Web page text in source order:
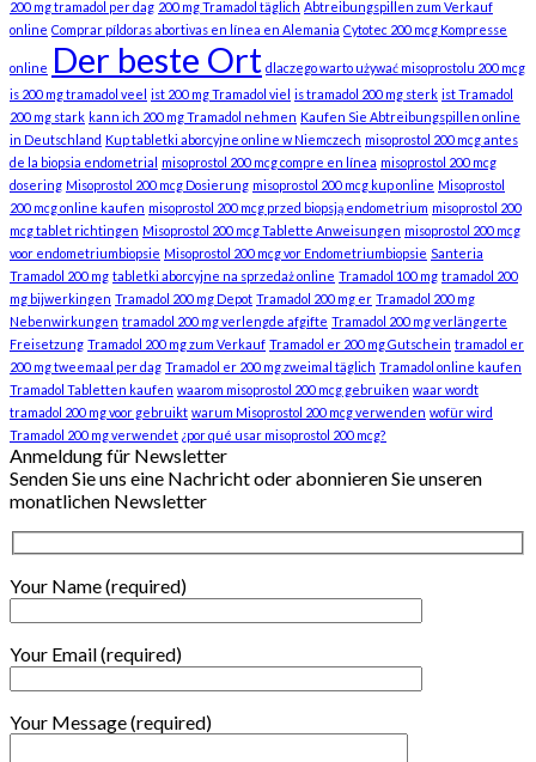
200 mg tramadol per dag 200 mg Tramadol täglich Abtreibungspillen zum Verkauf
online Comprar píldoras abortivas en línea en Alemania Cytotec 200 mcg Kompresse
online Der beste Ort dlaczego warto używać misoprostolu 200 mcg
is 200 mg tramadol veel ist 200 mg Tramadol viel is tramadol 200 mg sterk ist Tramadol
200 mg stark kann ich 200 mg Tramadol nehmen Kaufen Sie Abtreibungspillen online
in Deutschland Kup tabletki aborcyjne online w Niemczech misoprostol 200 mcg antes
de la biopsia endometrial misoprostol 200 mcg compre en línea misoprostol 200 mcg
dosering Misoprostol 200 mcg Dosierung misoprostol 200 mcg kup online Misoprostol
200 mcg online kaufen misoprostol 200 mcg przed biopsją endometrium misoprostol 200
mcg tablet richtingen Misoprostol 200 mcg Tablette Anweisungen misoprostol 200 mcg
voor endometriumbiopsie Misoprostol 200 mcg vor Endometriumbiopsie Santeria
Tramadol 200 mg tabletki aborcyjne na sprzedaż online Tramadol 100 mg tramadol 200
mg bijwerkingen Tramadol 200 mg Depot Tramadol 200 mg er Tramadol 200 mg
Nebenwirkungen tramadol 200 mg verlengde afgifte Tramadol 200 mg verlängerte
Freisetzung Tramadol 200 mg zum Verkauf Tramadol er 200 mg Gutschein tramadol er
200 mg tweemaal per dag Tramadol er 200 mg zweimal täglich Tramadol online kaufen
Tramadol Tabletten kaufen waarom misoprostol 200 mcg gebruiken waar wordt
tramadol 200 mg voor gebruikt warum Misoprostol 200 mcg verwenden wofür wird
Tramadol 200 mg verwendet ¿por qué usar misoprostol 200 mcg?
Anmeldung für Newsletter
Senden Sie uns eine Nachricht oder abonnieren Sie unseren
monatlichen Newsletter
Your Name (required)
Your Email (required)
Your Message (required)